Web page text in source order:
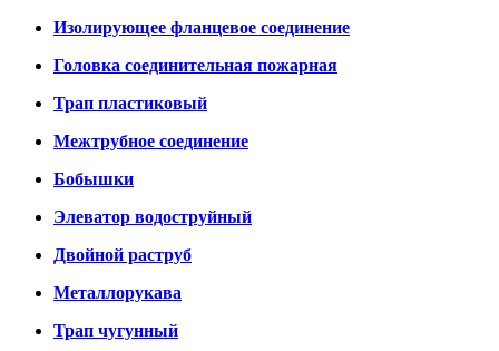
Изолирующее фланцевое соединение
Головка соединительная пожарная
Трап пластиковый
Межтрубное соединение
Бобышки
Элеватор водоструйный
Двойной раструб
Металлорукава
Трап чугунный